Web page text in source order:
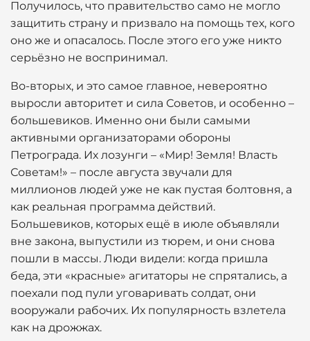
Получилось, что правительство само не могло
защитить страну и призвало на помощь тех, кого
оно же и опасалось. После этого его уже никто
серьёзно не воспринимал.
Во-вторых, и это самое главное, невероятно
выросли авторитет и сила Советов, и особенно –
большевиков. Именно они были самыми
активными организаторами обороны
Петрограда. Их лозунги – «Мир! Земля! Власть
Советам!» – после августа звучали для
миллионов людей уже не как пустая болтовня, а
как реальная программа действий.
Большевиков, которых ещё в июле объявляли
вне закона, выпустили из тюрем, и они снова
пошли в массы. Люди видели: когда пришла
беда, эти «красные» агитаторы не спрятались, а
поехали под пули уговаривать солдат, они
вооружали рабочих. Их популярность взлетела
как на дрожжах.